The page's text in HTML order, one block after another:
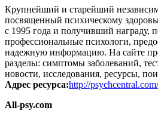
Крупнейший и старейший
посвященный психическому
с 1995 года и получивший награду,
профессиональные психологи,
надежную информацию. На сайте
разделы: симптомы заболеваний,
новости, исследования, ресурсы,
Адрес ресурса:http://psychcentral.com/
All-psy.com